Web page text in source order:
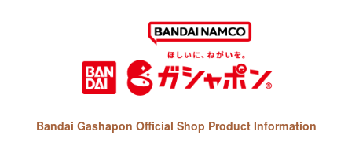
Bandai Gashapon Official Shop Product Information